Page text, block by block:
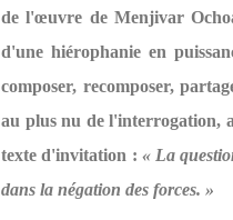
de l'œuvre de Menjivar
d'une hiérophanie en
composer, recomposer,
au plus nu de l'interrogation,
texte d'invitation : « La
dans la négation des forces. »